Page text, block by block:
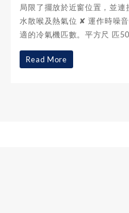
局限了擺放於近窗位置，並
水散喉及熱氣位 ✘ 運作時噪
適的冷氣機匹數。平方尺 匹
【冷
Read More